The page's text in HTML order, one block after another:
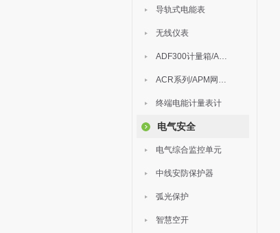
导轨式电能表
无线仪表
ADF300计量箱/AEW无线计量
ACR系列/APM网络电力仪表
终端电能计量表计
电气安全
电气综合监控单元
中线安防保护器
弧光保护
智慧空开